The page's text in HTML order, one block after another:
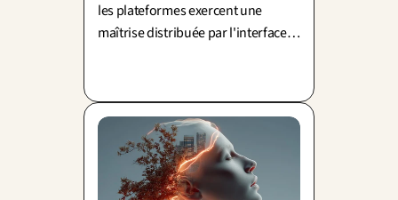
les plateformes exercent une
maîtrise distribuée par l'interface,